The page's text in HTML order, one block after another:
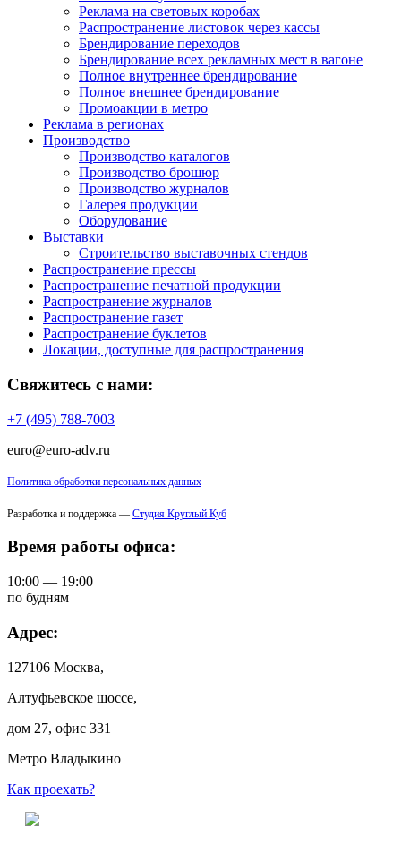
Реклама на световых коробах
Распространение листовок через кассы
Брендирование переходов
Брендирование всех рекламных мест в вагоне
Полное внутреннее брендирование
Полное внешнее брендирование
Промоакции в метро
Реклама в регионах
Производство
Производство каталогов
Производство брошюр
Производство журналов
Галерея продукции
Оборудование
Выставки
Строительство выставочных стендов
Распространение прессы
Распространение печатной продукции
Распространение журналов
Распространение газет
Распространение буклетов
Локации, доступные для распространения
Свяжитесь с нами:
+7 (495) 788-7003
euro@euro-adv.ru
Политика обработки персональных данных
Разработка и поддержка — Студия Круглый Куб
Время работы офиса:
10:00 — 19:00
по будням
Адрес:
127106 Москва,
Алтуфьевское шоссе,
дом 27, офис 331
Метро Владыкино
Как проехать?